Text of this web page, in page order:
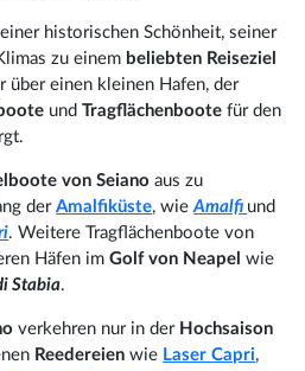
historischen Schönheit, seiner
zu einem beliebten Reiseziel
über einen kleinen Hafen, der
undTragflächenboote für den
von Seiano aus zu
derAmalfiküste, wieAmalfi und
. Weitere Tragflächenboote von
Häfen imGolf von Neapelwie
Stabia.
verkehren nur in der Hochsaison
Reedereienwie Laser Capri,